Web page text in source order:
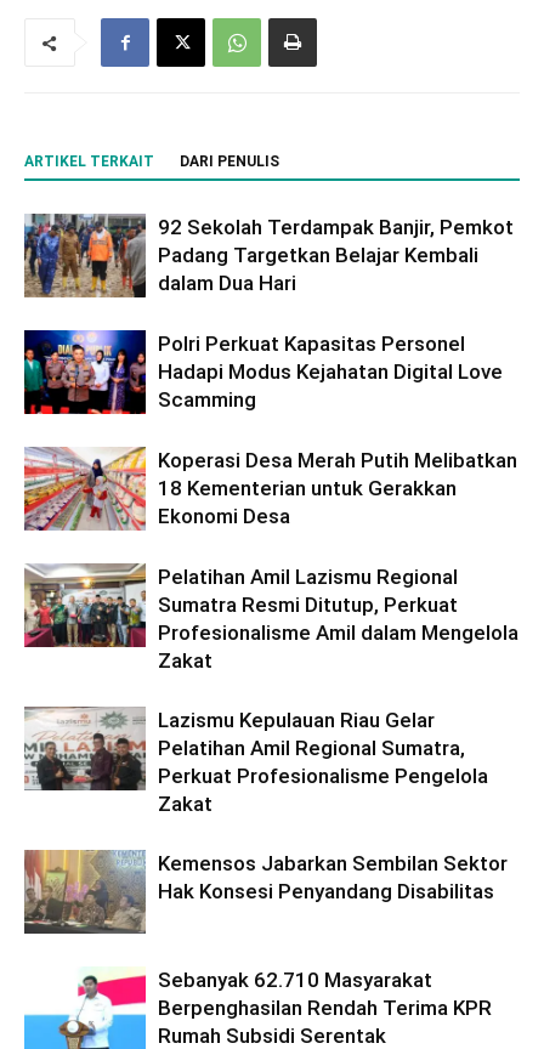
ARTIKEL TERKAIT DARI PENULIS
92 Sekolah Terdampak Banjir, Pemkot
Padang Targetkan Belajar Kembali
dalam Dua Hari
Polri Perkuat Kapasitas Personel
Hadapi Modus Kejahatan Digital Love
Scamming
Koperasi Desa Merah Putih Melibatkan
18 Kementerian untuk Gerakkan
Ekonomi Desa
Pelatihan Amil Lazismu Regional
Sumatra Resmi Ditutup, Perkuat
Profesionalisme Amil dalam Mengelola
Zakat
Lazismu Kepulauan Riau Gelar
Pelatihan Amil Regional Sumatra,
Perkuat Profesionalisme Pengelola
Zakat
Kemensos Jabarkan Sembilan Sektor
Hak Konsesi Penyandang Disabilitas
Sebanyak 62.710 Masyarakat
Berpenghasilan Rendah Terima KPR
Rumah Subsidi Serentak